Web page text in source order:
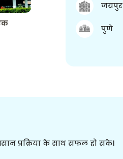
जयपुर
पुणे
प्रक्रिया के साथ सफल हो सके।